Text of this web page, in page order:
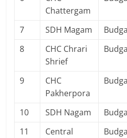
Chattergam
7 SDH Magam
8
CHC Chrari
Shrief
9
CHC
Pakherpora
10 SDH Nagam
11
Central